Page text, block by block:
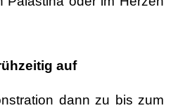
auf
dann zu bis zum